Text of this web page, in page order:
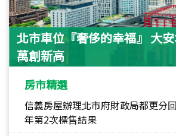
北市車位『奢侈的幸福』 大
萬創新高
房市精選
信義房屋辦理北市府財政局都更分
年第2次標售結果